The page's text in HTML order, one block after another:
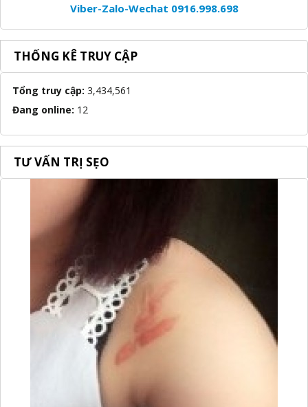
Viber-Zalo-Wechat 0916.998.698
THỐNG KÊ TRUY CẬP
Tổng truy cập: 3,434,561
Đang online: 12
TƯ VẤN TRỊ SẸO